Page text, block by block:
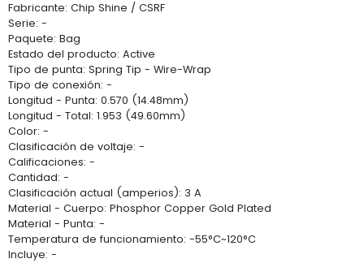
Fabricante: Chip Shine / CSRF
Serie: -
Paquete: Bag
Estado del producto: Active
Tipo de punta: Spring Tip - Wire-Wrap
Tipo de conexión: -
Longitud - Punta: 0.570 (14.48mm)
Longitud - Total: 1.953 (49.60mm)
Color: -
Clasificación de voltaje: -
Calificaciones: -
Cantidad: -
Clasificación actual (amperios): 3 A
Material - Cuerpo: Phosphor Copper Gold Plated
Material - Punta: -
Temperatura de funcionamiento: -55°C~120°C
Incluye: -